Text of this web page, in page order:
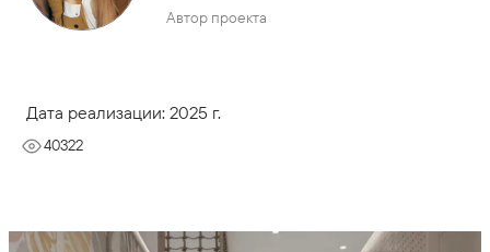
Автор проекта
Дата реализации: 2025 г.
40322